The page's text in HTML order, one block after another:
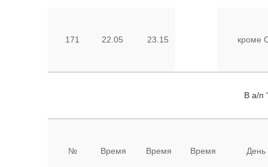
171 22.05 23.15 кроме
В а/п
№ Время Время Время День